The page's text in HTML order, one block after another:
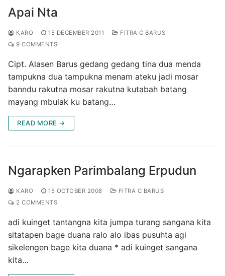
Apai Nta
KARO 15 DECEMBER 2011
FITRA C BARUS
9 COMMENTS
Cipt. Alasen Barus gedang gedang tina dua menda
tampukna dua tampukna menam ateku jadi mosar
banndu rakutna mosar rakutna kutabah batang
mayang mbulak ku batang…
READ MORE →
Ngarapken Parimbalang Erpudun
KARO 15 OCTOBER 2008
FITRA C BARUS
2 COMMENTS
adi kuinget tantangna kita jumpa turang sangana kita
sitatapen bage duana ralo alo ibas pusuhta agi
sikelengen bage kita duana * adi kuinget sangana
kita…